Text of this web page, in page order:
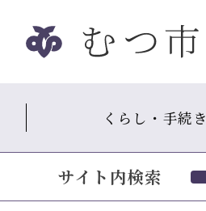
ッ
くらし・手続き
サイト内検索